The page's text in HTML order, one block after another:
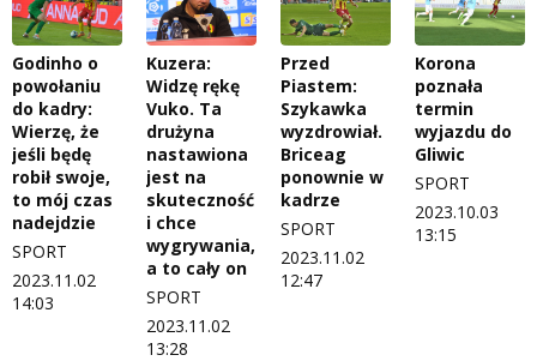
Godinho o
powołaniu
do kadry:
Wierzę, że
jeśli będę
robił swoje,
to mój czas
nadejdzie
SPORT
2023.11.02
14:03
Kuzera:
Widzę rękę
Vuko. Ta
drużyna
nastawiona
jest na
skuteczność
i chce
wygrywania,
a to cały on
SPORT
2023.11.02
13:28
Przed
Piastem:
Szykawka
wyzdrowiał.
Briceag
ponownie w
kadrze
SPORT
2023.11.02
12:47
Korona
poznała
termin
wyjazdu do
Gliwic
SPORT
2023.10.03
13:15